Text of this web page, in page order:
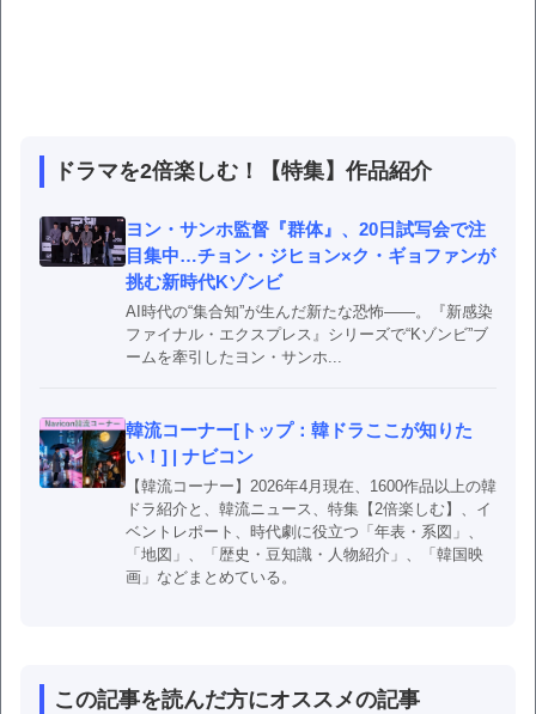
ドラマを2倍楽しむ！【特集】作品紹介
ヨン・サンホ監督『群体』、20日試写会で注
目集中…チョン・ジヒョン×ク・ギョファンが
挑む新時代Kゾンビ
AI時代の“集合知”が生んだ新たな恐怖――。『新感染
ファイナル・エクスプレス』シリーズで“Kゾンビ”ブ
ームを牽引したヨン・サンホ...
韓流コーナー[トップ：韓ドラここが知りた
い！] | ナビコン
【韓流コーナー】2026年4月現在、1600作品以上の韓
ドラ紹介と、韓流ニュース、特集【2倍楽しむ】、イ
ベントレポート、時代劇に役立つ「年表・系図」、
「地図」、「歴史・豆知識・人物紹介」、「韓国映
画」などまとめている。
この記事を読んだ方にオススメの記事